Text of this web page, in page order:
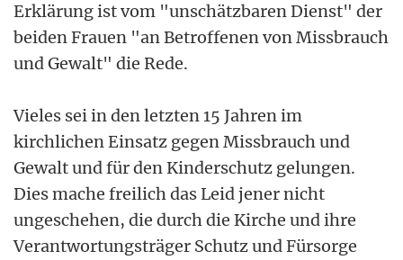
Erklärung ist vom "unschätzbaren Dienst" der
beiden Frauen "an Betroffenen von Missbrauch
und Gewalt" die Rede.
Vieles sei in den letzten 15 Jahren im
kirchlichen Einsatz gegen Missbrauch und
Gewalt und für den Kinderschutz gelungen.
Dies mache freilich das Leid jener nicht
ungeschehen, die durch die Kirche und ihre
Verantwortungsträger Schutz und Fürsorge